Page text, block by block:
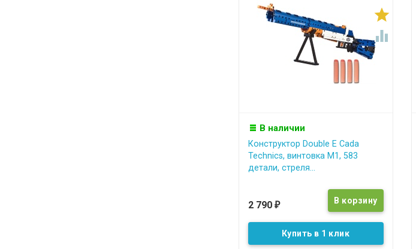


В наличии
Конструктор Double E Cada
Technics, винтовка М1, 583
детали, стреля...
2 790 ₽
Купить в 1 клик